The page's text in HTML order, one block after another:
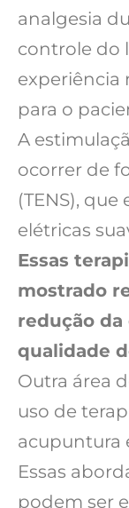
analgesia
controle do
experiência
para o
A
ocorrer de
(TENS),
elétricas
Essas
mostrado
redução da
qualidade
Outra área
uso de
acupuntura
Essas
podem ser